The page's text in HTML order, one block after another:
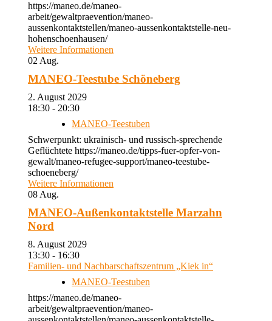
https://maneo.de/maneo-
arbeit/gewaltpraevention/maneo-
aussenkontaktstellen/maneo-aussenkontaktstelle-neu-
hohenschoenhausen/
Weitere Informationen
02 Aug.
MANEO-Teestube Schöneberg
2. August 2029
18:30 - 20:30
MANEO-Teestuben
Schwerpunkt: ukrainisch- und russisch-sprechende
Geflüchtete https://maneo.de/tipps-fuer-opfer-von-
gewalt/maneo-refugee-support/maneo-teestube-
schoeneberg/
Weitere Informationen
08 Aug.
MANEO-Außenkontaktstelle Marzahn
Nord
8. August 2029
13:30 - 16:30
Familien- und Nachbarschaftszentrum „Kiek in“
MANEO-Teestuben
https://maneo.de/maneo-
arbeit/gewaltpraevention/maneo-